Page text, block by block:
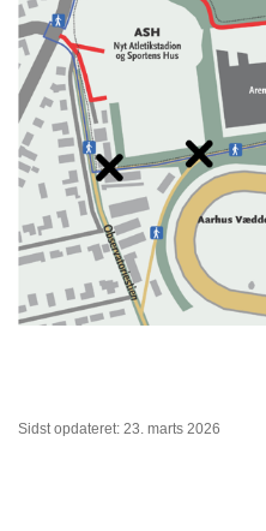
Sidst opdateret: 23. marts 2026